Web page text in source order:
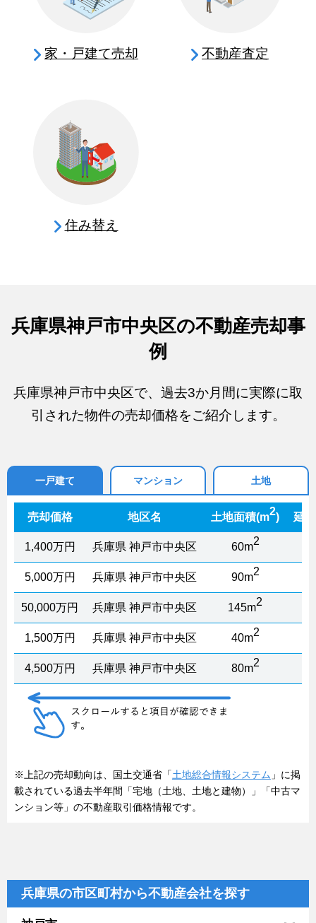
家・戸建て売却 不動産査定
住み替え
兵庫県神戸市中央区の不動産売却事
例
兵庫県神戸市中央区で、過去3か月間に実際に取
引された物件の売却価格をご紹介します。
一戸建て マンション 土地
売却価格 地区名 土地面積(m2) 延
1,400万円 兵庫県 神戸市中央区 60m2
5,000万円 兵庫県 神戸市中央区 90m2
50,000万円 兵庫県 神戸市中央区 145m2
1,500万円 兵庫県 神戸市中央区 40m2
4,500万円 兵庫県 神戸市中央区 80m2
※上記の売却動向は、国土交通省「土地総合情報システム 」に掲
載されている過去半年間「宅地（土地、土地と建物）」「中古マ
ンション等」の不動産取引価格情報です。
兵庫県の市区町村から不動産会社を探す